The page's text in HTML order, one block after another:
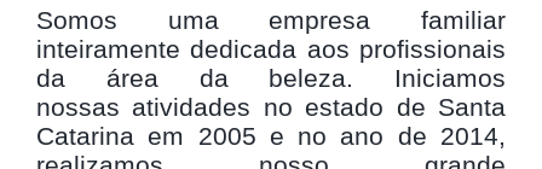
Somos uma empresa familiar
inteiramente dedicada aos profissionais
da área da beleza. Iniciamos
nossas atividades no estado de Santa
Catarina em 2005 e no ano de 2014,